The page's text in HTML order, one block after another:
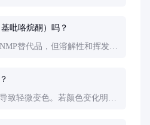
吡咯烷酮）吗？
替代品，但溶解性和挥发性
致轻微变色。若颜色变化明显